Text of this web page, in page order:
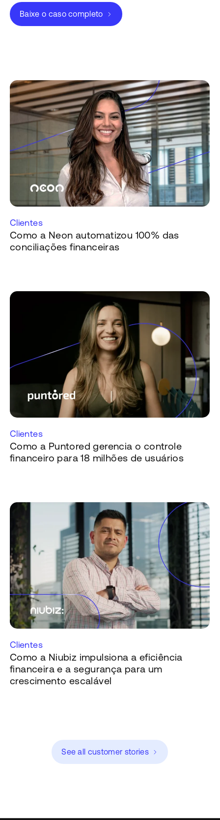
Baixe o caso completo
Clientes
Como a Neon automatizou 100% das
conciliações financeiras
Clientes
Como a Puntored gerencia o controle
financeiro para 18 milhões de usuários
Clientes
Como a Niubiz impulsiona a eficiência
financeira e a segurança para um
crescimento escalável
See all customer stories